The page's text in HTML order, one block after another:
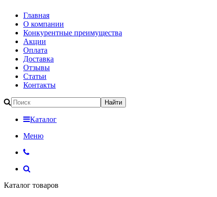
Главная
О компании
Конкурентные преимущества
Акции
Оплата
Доставка
Отзывы
Статьи
Контакты
Каталог
Меню
Каталог товаров